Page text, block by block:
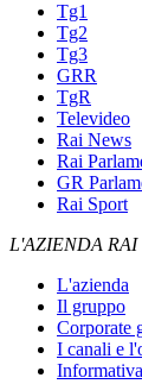
Tg1
Tg2
Tg3
GRR
TgR
Televideo
Rai News
Rai
GR
Rai Sport
L'AZIENDA RAI
L'azienda
Il gruppo
Corporate
I canali e